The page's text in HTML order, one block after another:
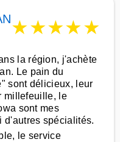
★★★★★
la région, j'achète
Le pain du
sont délicieux, leur
millefeuille, le
sont mes
d'autres spécialités.
le service